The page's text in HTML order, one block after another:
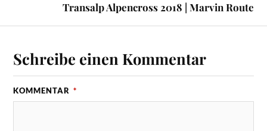
b
o
Transalp Alpencross 2018 | Marvin Route
Schreibe einen Kommentar
KOMMENTAR *